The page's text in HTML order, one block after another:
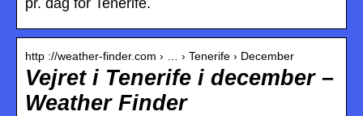
http ://weather-finder.com › … › Tenerife › December
Vejret i Tenerife i december –
Weather Finder